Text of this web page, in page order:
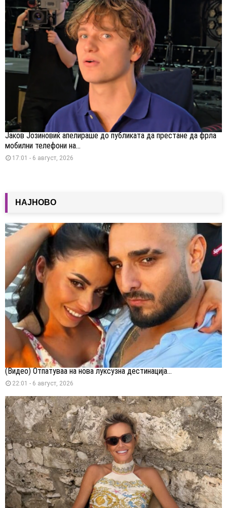
Јаков Јозиновиќ апелираше до публиката да престане да фрла
мобилни телефони на...
17:01 - 6 август, 2026
НАЈНОВО
(Видео) Отпатуваа на нова луксузна дестинација...
22:01 - 6 август, 2026